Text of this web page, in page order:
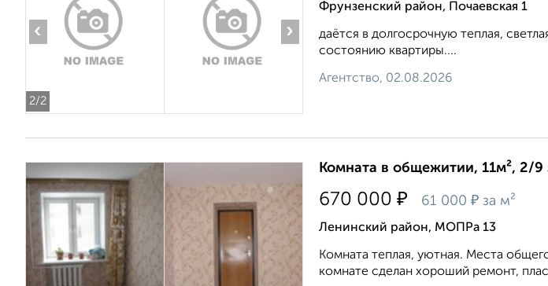
2/2
‹ ›
Фрунзенский район, Почаевская 1
даётся в долгосрочную теплая,
состоянию квартиры....
Агентство, 02.08.2026
Комната в общежитии, 11м², 2/9
670 000 ₽ 61 000 ₽ за м²
Ленинский район, МОПРа 13
Комната теплая, уютная. Места
комнате сделан хороший ремонт,